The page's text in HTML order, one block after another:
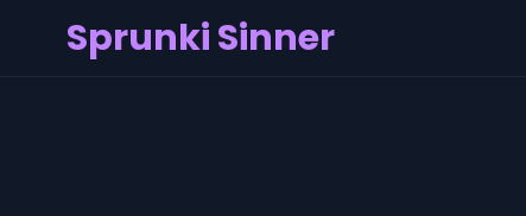
Sprunki Sinner